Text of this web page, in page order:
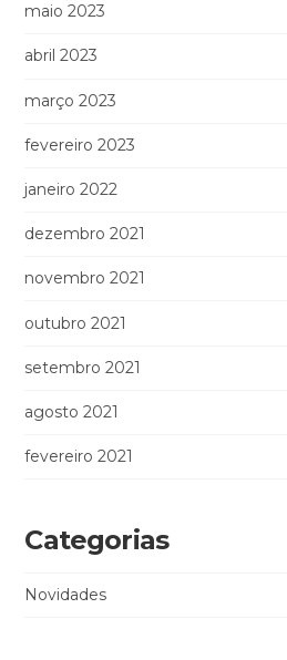
maio 2023
abril 2023
março 2023
fevereiro 2023
janeiro 2022
dezembro 2021
novembro 2021
outubro 2021
setembro 2021
agosto 2021
fevereiro 2021
Categorias
Novidades